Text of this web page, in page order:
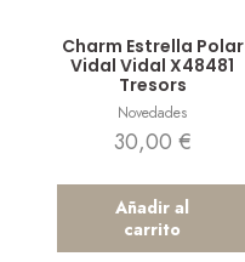
Charm Estrella Polar
Vidal Vidal X48481
Tresors
Novedades
30,00 €
Añadir al
carrito